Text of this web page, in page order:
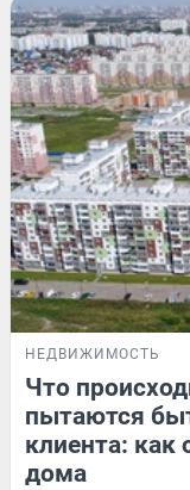
НЕДВИЖИМОСТЬ
Что
пытаются
клиента: как
дома